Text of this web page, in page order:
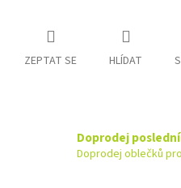
ZEPTAT SE HLÍDAT
Doprodej
Doprodej oblečků